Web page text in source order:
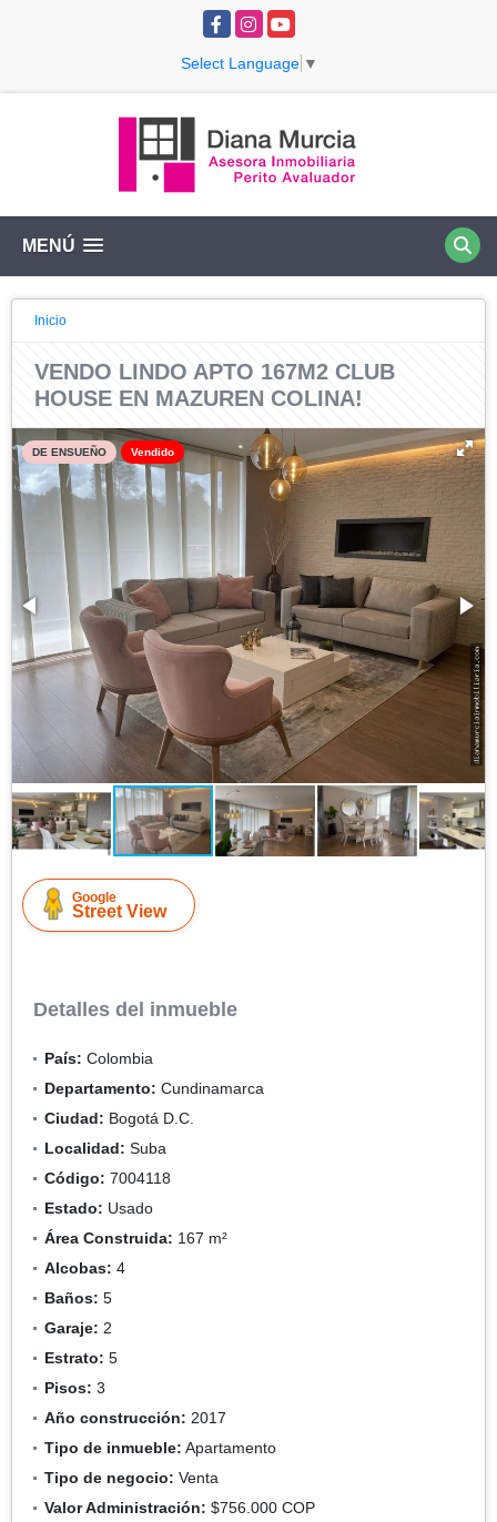
Facebook
InstagramYouTube
Select Language ▼
MENÚ
Inicio
VENDO LINDO APTO 167M2 CLUB
HOUSE EN MAZUREN COLINA!
DE ENSUEÑO Vendido
Google
Street View
Detalles del inmueble
País: Colombia
Departamento: Cundinamarca
Ciudad: Bogotá D.C.
Localidad: Suba
Código: 7004118
Estado: Usado
Área Construida: 167 m²
Alcobas: 4
Baños: 5
Garaje: 2
Estrato: 5
Pisos: 3
Año construcción: 2017
Tipo de inmueble: Apartamento
Tipo de negocio: Venta
Valor Administración: $756.000 COP